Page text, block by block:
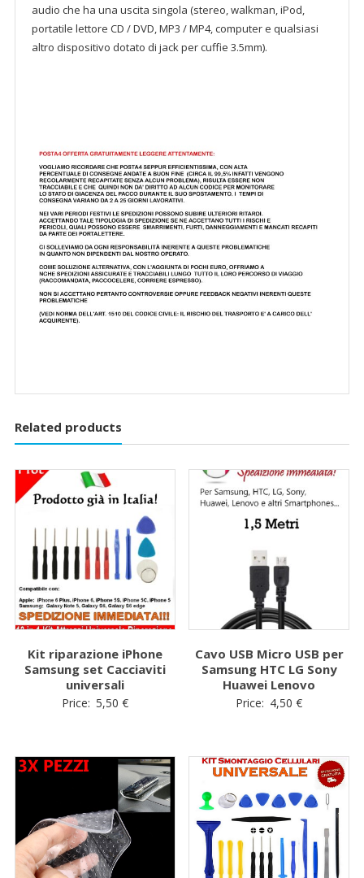
audio che ha una uscita singola (stereo, walkman, iPod,
portatile lettore CD / DVD, MP3 / MP4, computer e qualsiasi
altro dispositivo dotato di jack per cuffie 3.5mm).
Related products
Kit riparazione iPhone
Samsung set Cacciaviti
universali
Price: 5,50 €
Cavo USB Micro USB per
Samsung HTC LG Sony
Huawei Lenovo
Price: 4,50€